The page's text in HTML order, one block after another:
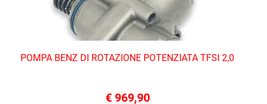
POMPA BENZ DI ROTAZIONE POTENZIATA TFSI 2,0
€ 969,90